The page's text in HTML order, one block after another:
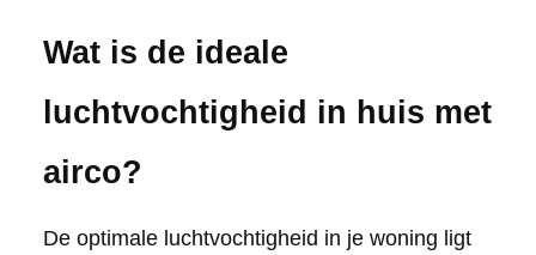
Wat is de ideale
luchtvochtigheid in huis met
airco?
De optimale luchtvochtigheid in je woning ligt